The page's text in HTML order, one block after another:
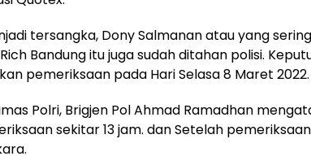
tersangka, Dony Salmanan atau yang sering
Bandung itu juga sudah ditahan polisi.
pemeriksaan pada Hari Selasa 8 Maret 2022.
Polri, Brigjen Pol Ahmad Ramadhan
sekitar 13 jam. dan Setelah